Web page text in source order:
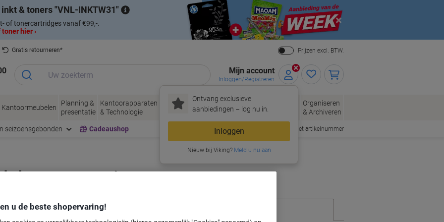
inkt & toners VNL-INKTW31
of tonercartridges vanaf €99,-.
hier ›
Close
Gratis retourneren*
Prijzen excl. BTW.
Mijn account
Inloggen/Registreren
Ontvang exclusieve
aanbiedingen – log nu in.
Inloggen
Nieuw bij Viking?Meld u nu aan
Kantoormeubelen
Planning &
presentatie
Kantoorapparaten
& Technologie
Inkt &
Toner
Papier, Enveloppen
& Verpakken
Kantoorartikelen
Organiseren
& Archiveren
seizoensgebonden Cadeaushop Snel bestellen met artikelnummer
voor uw printer
Kies merk, reeks en model uit de opties hieronder
u de beste shopervaring!